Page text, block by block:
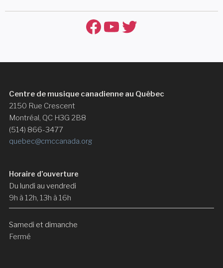
Facebook
YouTube
Twitter
Centre de musique canadienne au Québec
2150 Rue Crescent
Montréal, QC H3G 2B8
(514) 866-3477
quebec@cmccanada.org
Horaire d’ouverture
Du lundi au vendredi
9h à 12h, 13h à 16h
Samedi et dimanche
Fermé